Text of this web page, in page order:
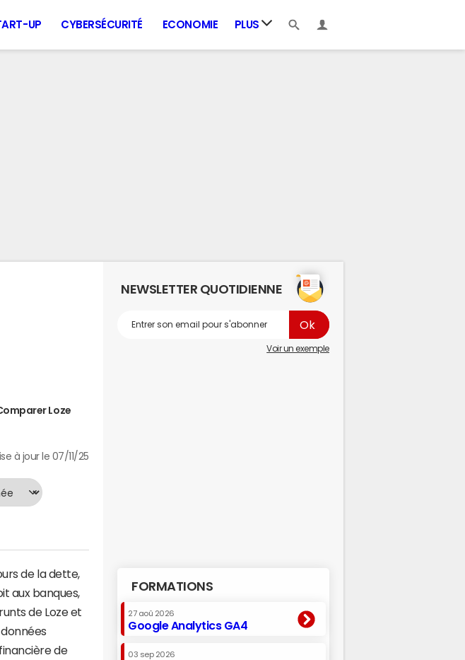
UP CYBERSÉCURITÉ ECONOMIE PLUS
Loze
à jour le 07/11/25
de la dette,
aux banques,
de Loze et
de
NEWSLETTER QUOTIDIENNE
Voir un exemple
FORMATIONS
27 aoû 2026
Google Analytics GA4
03 sep 2026